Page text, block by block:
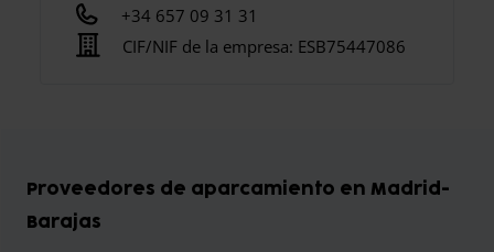
+34 657 09 31 31
CIF/NIF de la empresa: ESB75447086
Proveedores de aparcamiento en Madrid-
Barajas